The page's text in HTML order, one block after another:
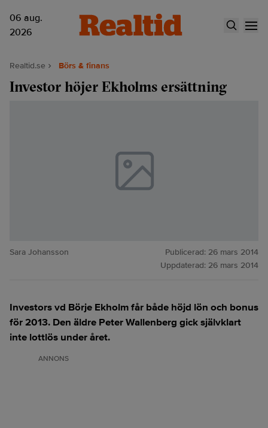
06 aug.
2026
Realtid.se Börs & finans
Investor höjer Ekholms ersättning
Sara Johansson Publicerad: 26 mars 2014
Uppdaterad: 26 mars 2014
Investors vd Börje Ekholm får både höjd lön och bonus
för 2013. Den äldre Peter Wallenberg gick självklart
inte lottlös under året.
ANNONS